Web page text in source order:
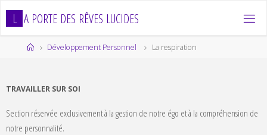
L A PORTE DES RÊVES LUCIDES
HomeDéveloppement Personnel La respiration
TRAVAILLER SUR SOI
Section réservée exclusivement à la gestion de notre égo et à la compréhension de
notre personnalité.